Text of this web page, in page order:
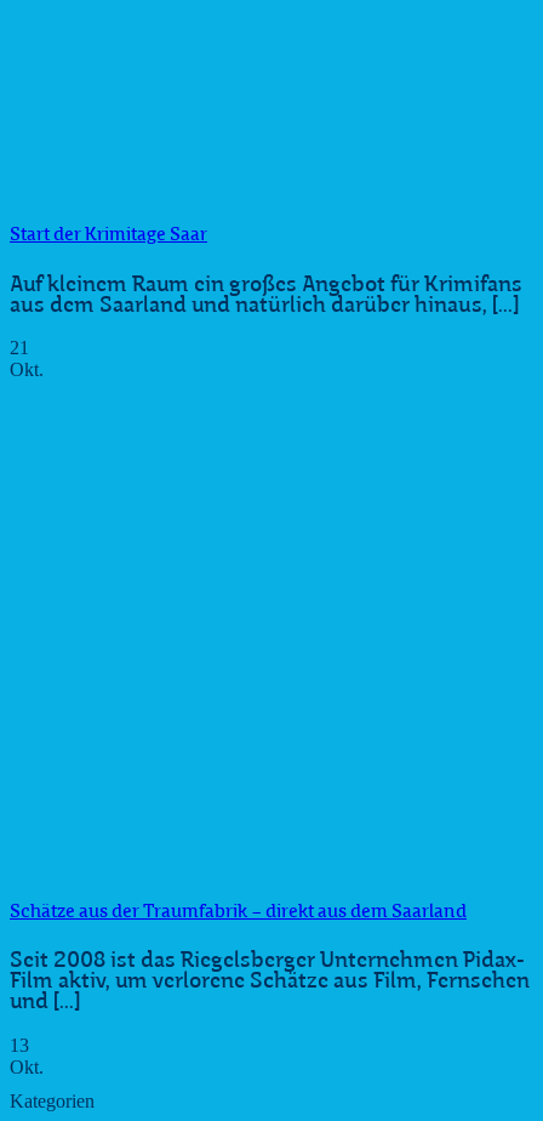
Start der Krimitage Saar
Auf kleinem Raum ein großes Angebot für Krimifans
aus dem Saarland und natürlich darüber hinaus, [...]
21
Okt.
Schätze aus der Traumfabrik – direkt aus dem Saarland
Seit 2008 ist das Riegelsberger Unternehmen Pidax-
Film aktiv, um verlorene Schätze aus Film, Fernsehen
und [...]
13
Okt.
Kategorien